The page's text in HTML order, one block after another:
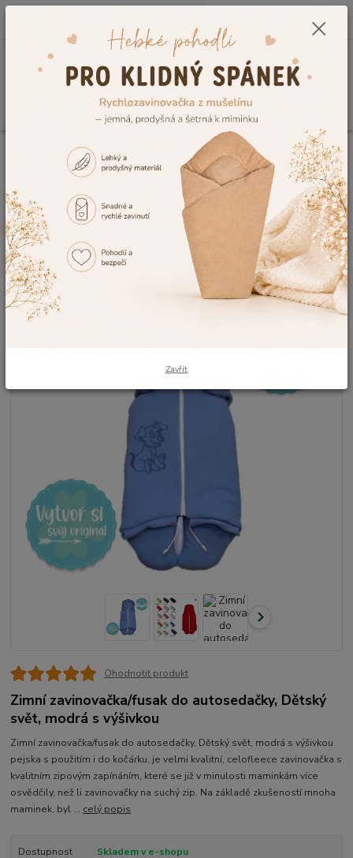
0,00 Kč
Doplňky k autosedačkám Zavinovačky do autosedačky
Zimní
zavinovačka do autosedačky Dětský svět fleece modrá s výšivkou pejska
Zimní zavinovačka do
autosedačky Dětský svět fleece
modrá s výšivkou pejska
TOP produkt
Ohodnotit produkt
Zimní zavinovačka/fusak do autosedačky, Dětský
svět, modrá s výšivkou
Zimní zavinovačka/fusak do autosedačky, Dětský svět, modrá s výšivkou
pejska s použitím i do kočárku, je velmi kvalitní, celofleece zavinovačka s
kvalitním zipovým zapínáním, které se již v minulosti maminkám více
osvědčily, než li zavinovačky na suchý zip. Na základě zkušeností mnoha
maminek, byl ... celý popis
Dostupnost Skladem v e-shopu
Zavřít